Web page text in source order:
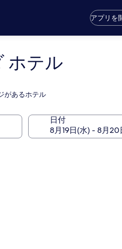
アプリを
ホテル
があるホテル
日付